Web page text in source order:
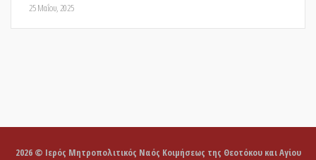
25 Μαΐου, 2025
2026 © Ιερός Μητροπολιτικός Ναός Κοιμήσεως της Θεοτόκου και Αγίου